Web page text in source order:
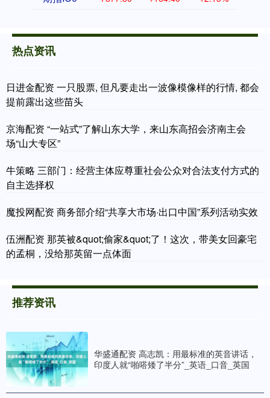
热点资讯
日进金配资 一只股票, 但凡要走出一波像模像样的行情, 都会
提前露出这些苗头
京海配资 “一站式”了解山东大学，来山东高招会济南主会
场“山大专区”
牛策略 三部门：经营主体应尊重社会公众对合法支付方式的
自主选择权
魔投网配资 商务部介绍“共享大市场·出口中国”系列活动实效
伍洲配资 那英被&quot;偷家&quot;了！这次，带美女回豪宅
的孟桐，没给那英留一点体面
推荐资讯
华盛通配资 高志凯：用最标准的英音讲话，
印度人就“啪嗒矮了半分”_英语_口音_英国